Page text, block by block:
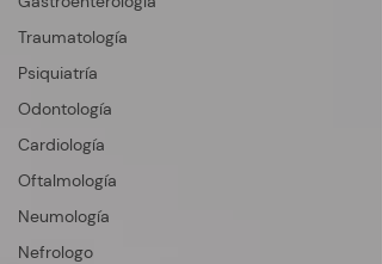
Traumatología
Psiquiatría
Odontología
Cardiología
Oftalmología
Neumología
Nefrologo